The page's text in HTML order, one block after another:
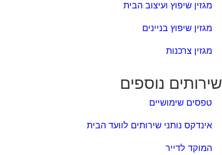
מגזין שיפוץ ועיצוב הבית
מגזין שיפוץ בניינים
מגזין צרכנות
נוספים
טפסים שימושיים
אינדקס נותני שירותים לוועד הבית
המוקד לדייר